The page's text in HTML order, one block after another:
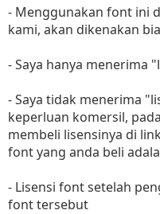
- Menggunakan font ini
kami, akan dikenakan
- Saya hanya menerima
- Saya tidak menerima
keperluan komersil,
membeli lisensinya di
font yang anda beli
- Lisensi font setelah
font tersebut